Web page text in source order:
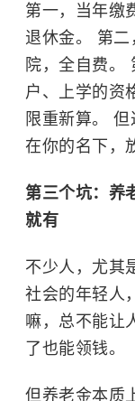
第一，当年缴
退休金。 第
院，全自费。
户、上学的资
限重新算。
在你的名下，
第三个坑：养
就有
不少人，尤其
社会的年轻人
嘛，总不能让
了也能领钱。
但养老金本质